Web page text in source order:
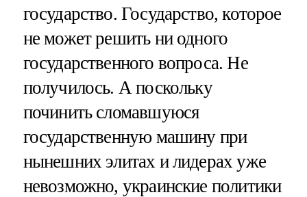
государство. Государство, которое
не может решить ни одного
государственного вопроса. Не
получилось. А поскольку
починить сломавшуюся
государственную машину при
нынешних элитах и лидерах уже
невозможно, украинские политики